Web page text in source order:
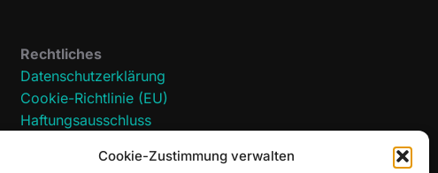
Cookie-Zustimmung verwalten
Rechtliches
Datenschutzerklärung
Cookie-Richtlinie (EU)
Haftungsausschluss